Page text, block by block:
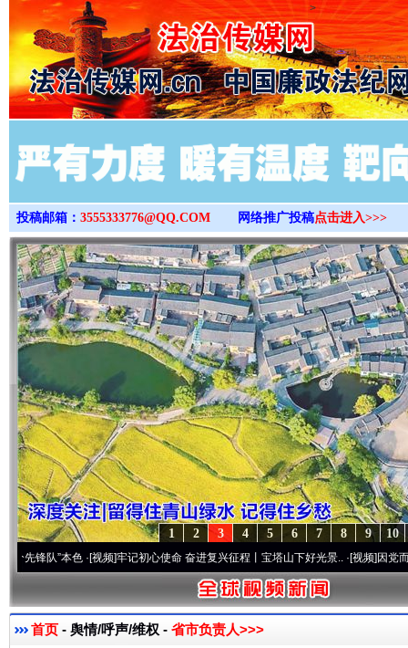
>
投稿邮箱： 3555333776@QQ.COM 网络推广投稿点击进入>>>
10
9
8
7
6
5
4
3
2
1
队”本色·[视频]牢记初心使命 奋进复兴征程丨宝塔山下好光景..·[视频]因党而生 为
首页 - 舆情/呼声/维权 - 省市负责人>>>